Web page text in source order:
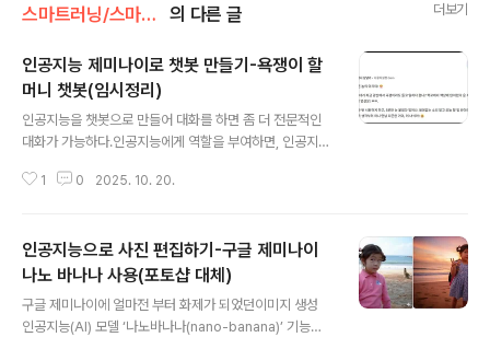
스마트러닝/스마트러닝 의 다른 글 더보기
인공지능 제미나이로 챗봇 만들기-욕쟁이 할
머니 챗봇(임시정리)
인공지능을 챗봇으로 만들어 대화를 하면 좀 더 전문적인
대화가 가능하다.인공지능에게 역할을 부여하면, 인공지능
아래 링크에 접속해서 욕쟁이 할머니 챗봇과 이야기를 나
과수 연구회에서 김요섭 선생님이 챗봇 만들기 내용을 발
표해 주셔서 따라 만들어 봤다. 사실은 예전 부터 만들어 봣
었는데, 좀 더 구체적으로 만들 수 있게 되었다.같은 챗봇이
라도 창의성이 중요하다. 그래서 오래전 부터 생각하던 욕
쟁이 할머니 버전 상담가 챗봇을 만들어 보았다. 인공지능
1 0 2025. 10. 20.
인공지능으로 사진 편집하기-구글 제미나이
나노 바나나 사용(포토샵 대체)
구글 제미나이에 얼마전 부터 화제가 되었던이미지 생성
인공지능(AI) 모델 ‘나노바나나(nano-banana)’ 기능이